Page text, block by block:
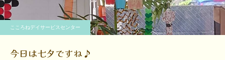
こころねデイサービスセンター
今日は七夕ですね♪